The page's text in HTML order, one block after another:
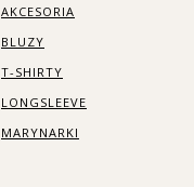
AKCESORIA
BLUZY
T-SHIRTY
LONGSLEEVE
MARYNARKI